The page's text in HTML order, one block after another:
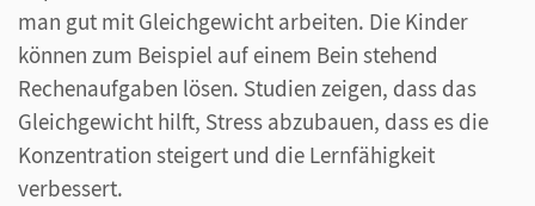
man gut mit Gleichgewicht arbeiten. Die Kinder
können zum Beispiel auf einem Bein stehend
Rechenaufgaben lösen. Studien zeigen, dass das
Gleichgewicht hilft, Stress abzubauen, dass es die
Konzentration steigert und die Lernfähigkeit
verbessert.